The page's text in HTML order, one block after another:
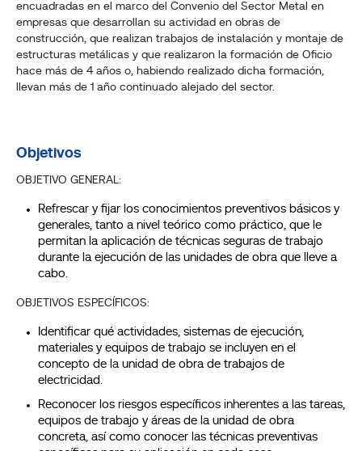
encuadradas en el marco del Convenio del Sector Metal en
empresas que desarrollan su actividad en obras de
construcción, que realizan trabajos de instalación y montaje de
estructuras metálicas y que realizaron la formación de Oficio
hace más de 4 años o, habiendo realizado dicha formación,
llevan más de 1 año continuado alejado del sector.
Objetivos
OBJETIVO GENERAL:
Refrescar y fijar los conocimientos preventivos básicos y
generales, tanto a nivel teórico como práctico, que le
permitan la aplicación de técnicas seguras de trabajo
durante la ejecución de las unidades de obra que lleve a
cabo.
OBJETIVOS ESPECÍFICOS:
Identificar qué actividades, sistemas de ejecución,
materiales y equipos de trabajo se incluyen en el
concepto de la unidad de obra de trabajos de
electricidad.
Reconocer los riesgos específicos inherentes a las tareas,
equipos de trabajo y áreas de la unidad de obra
concreta, así como conocer las técnicas preventivas